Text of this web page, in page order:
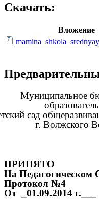
Скачать:
Вложение
Муниципальное
сад
г. Волжского
ПРИНЯТО
На Педагогическом
Протокол №4
От _ 01.09.2014 г.